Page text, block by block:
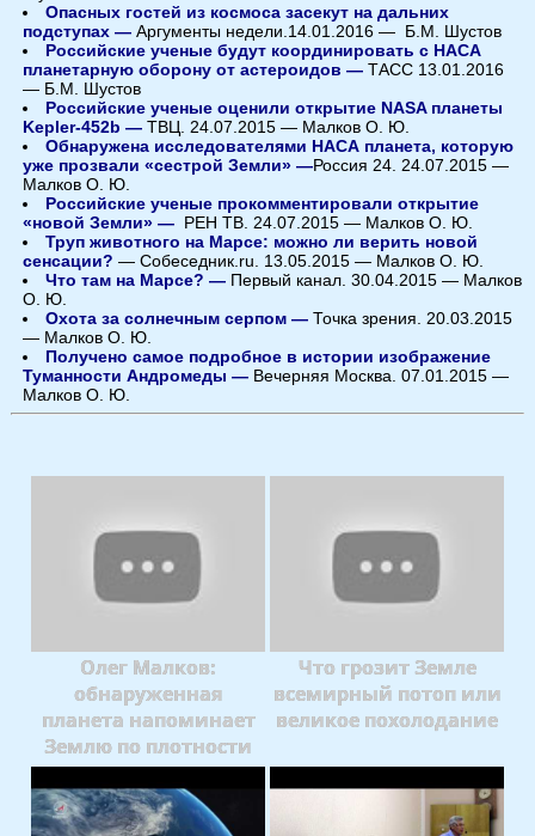
Опасных гостей из космоса засекут на дальних
подступах — Аргументы недели. 14.01.2016 — Б.М. Шустов
Российские ученые будут координировать с НАСА
планетарную оборону от астероидов — ТАСС 13.01.2016
— Б.М. Шустов
Российские ученые оценили открытие NASA планеты
Kepler-452b — ТВЦ. 24.07.2015 — Малков О. Ю.
Обнаружена исследователями НАСА планета, которую
уже прозвали «сестрой Земли» —Россия 24. 24.07.2015 —
Малков О. Ю.
Российские ученые прокомментировали открытие
«новой Земли» — РЕН ТВ. 24.07.2015 — Малков О. Ю.
Труп животного на Марсе: можно ли верить новой
сенсации? — Собеседник.ru. 13.05.2015 — Малков О. Ю.
Что там на Марсе? — Первый канал. 30.04.2015 — Малков
О. Ю.
Охота за солнечным серпом — Точка зрения. 20.03.2015
— Малков О. Ю.
Получено самое подробное в истории изображение
Туманности Андромеды — Вечерняя Москва. 07.01.2015 —
Малков О. Ю.
Олег Малков:
обнаруженная
планета напоминает
Землю по плотности
Что грозит Земле
всемирный потоп или
великое похолодание